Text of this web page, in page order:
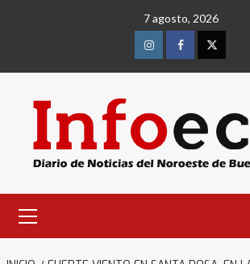
7 agosto, 2026
InstagramFacebookTwitter
primario